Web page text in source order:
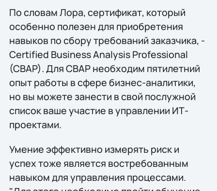
По словам Лора, сертификат, который
особенно полезен для приобретения
навыков по сбору требований заказчика, -
Certified Business Analysis Professional
(CBAP). Для CBAP необходим пятилетний
опыт работы в сфере бизнес-аналитики,
но вы можете занести в свой послужной
список ваше участие в управлении ИТ-
проектами.
Умение эффективно измерять риск и
успех тоже является востребованным
навыком для управления процессами.